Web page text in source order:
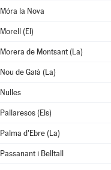
Móra la Nova
Morell (El)
Morera de Montsant (La)
Nou de Gaià (La)
Nulles
Pallaresos (Els)
Palma d'Ebre (La)
Passanant i Belltall